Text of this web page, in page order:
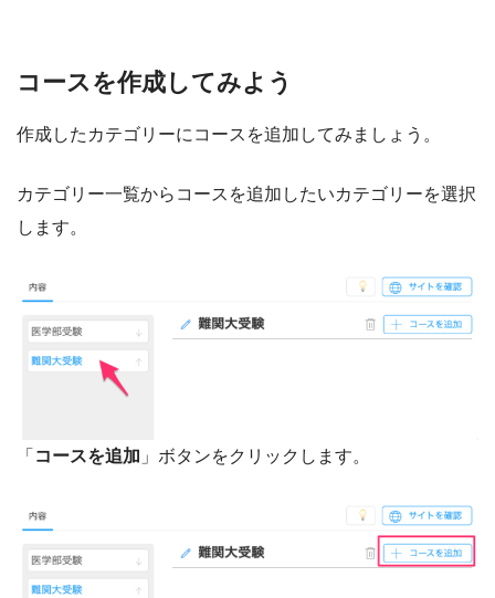
コースを作成してみよう
作成したカテゴリーにコースを追加してみましょう。
カテゴリー一覧からコースを追加したいカテゴリーを選択
します。
「 コースを追加 」ボタンをクリックします。